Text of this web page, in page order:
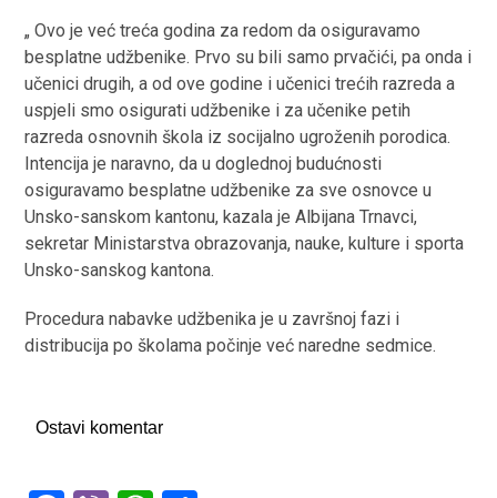
„ Ovo je već treća godina za redom da osiguravamo
besplatne udžbenike. Prvo su bili samo prvačići, pa onda i
učenici drugih, a od ove godine i učenici trećih razreda a
uspjeli smo osigurati udžbenike i za učenike petih
razreda osnovnih škola iz socijalno ugroženih porodica.
Intencija je naravno, da u doglednoj budućnosti
osiguravamo besplatne udžbenike za sve osnovce u
Unsko-sanskom kantonu, kazala je Albijana Trnavci,
sekretar Ministarstva obrazovanja, nauke, kulture i sporta
Unsko-sanskog kantona.
Procedura nabavke udžbenika je u završnoj fazi i
distribucija po školama počinje već naredne sedmice.
Ostavi komentar